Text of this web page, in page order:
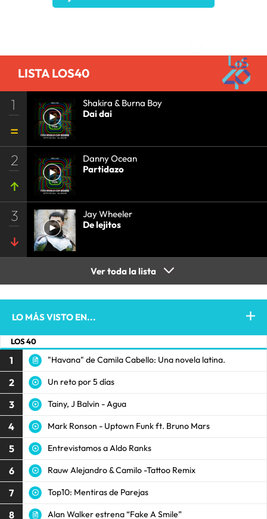
LISTA LOS40
1
Shakira & Burna Boy
Dai dai
2
Danny Ocean
Partidazo
3
Jay Wheeler
De lejitos
Ver toda la lista
LO MÁS VISTO EN...
LOS 40
1 "Havana" de Camila Cabello: Una novela latina.
2 Un reto por 5 días
3 Tainy, J Balvin - Agua
4 Mark Ronson - Uptown Funk ft. Bruno Mars
5 Entrevistamos a Aldo Ranks
6 Rauw Alejandro & Camilo -Tattoo Remix
7 Top10: Mentiras de Parejas
8 Alan Walker estrena “Fake A Smile”